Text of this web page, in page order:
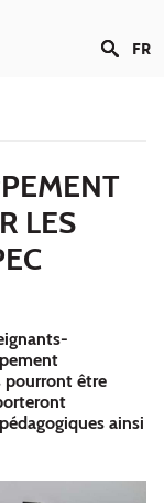
FR
LES
pourront être
ainsi